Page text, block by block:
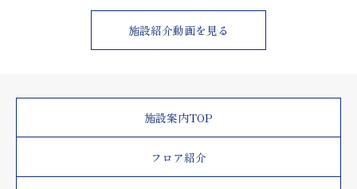
施設紹介動画を見る
施設案内TOP
フロア紹介